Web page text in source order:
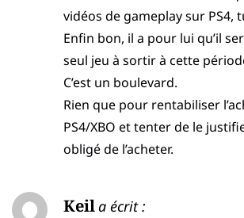
vidéos de gameplay sur PS4,
Enfin bon, il a pour lui qu’il
seul jeu à sortir à cette
C’est un boulevard.
Rien que pour rentabiliser
PS4/XBO et tenter de le
obligé de l’acheter.
Keila écrit :